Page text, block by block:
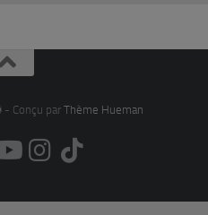
- Conçu par Thème Hueman